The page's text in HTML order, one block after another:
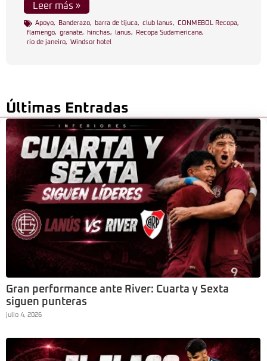
Leer más »
Apoyo, Banderazo, barra de tijuca, club lanus, CONMEBOL Recopa,
flamengo, granate, hinchas, lanus, Recopa Sudamericana,
río de janeiro, Windsor hotel
Últimas Entradas
Gran performance ante River: Cuarta y Sexta
siguen punteras
julio 4, 2026